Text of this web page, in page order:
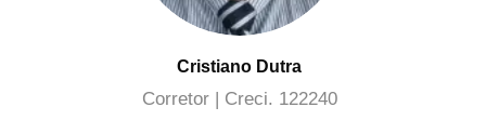
Cristiano Dutra
Corretor | Creci. 122240